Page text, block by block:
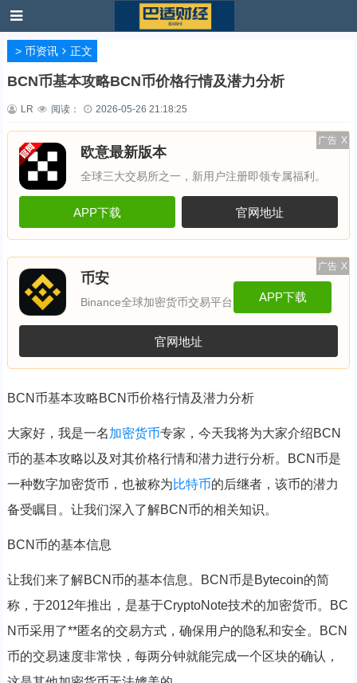
> 币资讯 正文
BCN币基本攻略BCN币价格行情及潜力分析
LR 阅读： 2026-05-26 21:18:25
广告 X
欧意最新版本
全球三大交易所之一，新用户注册即领专属福利。
APP下载 官网地址
广告 X
币安
Binance全球加密货币交易平台 APP下载
官网地址
BCN币基本攻略BCN币价格行情及潜力分析
大家好，我是一名加密货币专家，今天我将为大家介绍BCN
币的基本攻略以及对其价格行情和潜力进行分析。BCN币是
一种数字加密货币，也被称为比特币的后继者，该币的潜力
备受瞩目。让我们深入了解BCN币的相关知识。
BCN币的基本信息
让我们来了解BCN币的基本信息。BCN币是Bytecoin的简
称，于2012年推出，是基于CryptoNote技术的加密货币。BC
N币采用了**匿名的交易方式，确保用户的隐私和安全。BCN
币的交易速度非常快，每两分钟就能完成一个区块的确认，